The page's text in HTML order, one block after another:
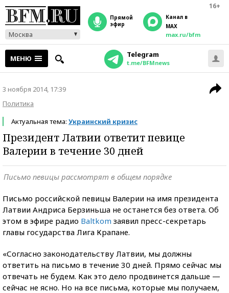
16+
Москва
прямой
эфир
Канал в
MAX
max.ru/bfm
МЕНЮ Telegram
t.me/BFMnews
3 ноября 2014, 17:39
Политика
Актуальная тема: Украинский кризис
Президент Латвии ответит певице
Валерии в течение 30 дней
Письмо певицы рассмотрят в общем порядке
Письмо российской певицы Валерии на имя президента
Латвии Андриса Берзиньша не останется без ответа. Об
этом в эфире радио Baltkom заявил пресс-секретарь
главы государства Лига Крапане.
«Согласно законодательству Латвии, мы должны
ответить на письмо в течение 30 дней. Прямо сейчас мы
отвечать не будем. Как это дело продвинется дальше —
сейчас не ясно. Но на все письма, которые мы получаем,